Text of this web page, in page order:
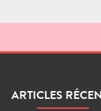
ARTICLES